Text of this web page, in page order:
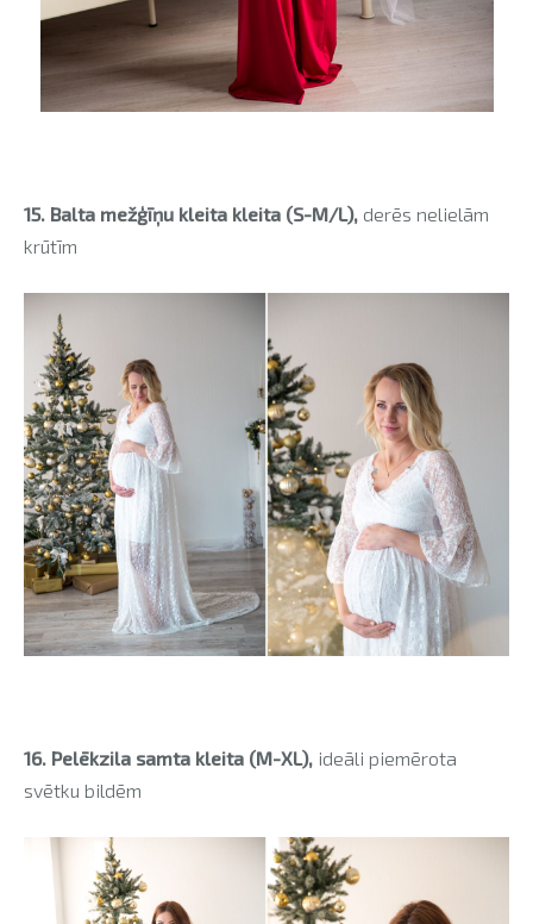
15. Balta mežģīņu kleita kleita (S-M/L), derēs nelielām
krūtīm
16. Pelēkzila samta kleita (M-XL), ideāli piemērota
svētku bildēm